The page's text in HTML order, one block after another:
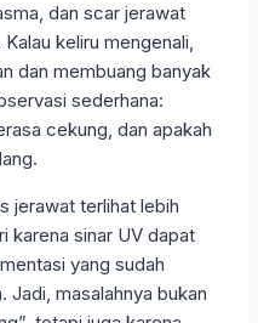
dan scar jerawat
keliru mengenali,
dan membuang banyak
sederhana:
cekung, dan apakah
jerawat terlihat lebih
karena sinar UV dapat
yang sudah
masalahnya bukan